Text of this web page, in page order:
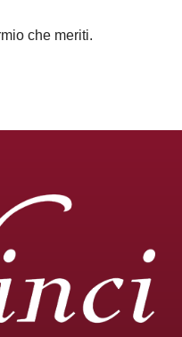
che meriti.